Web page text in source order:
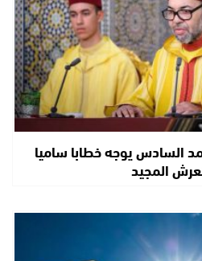
السادس يوجه خطابا ساميا
المجيد